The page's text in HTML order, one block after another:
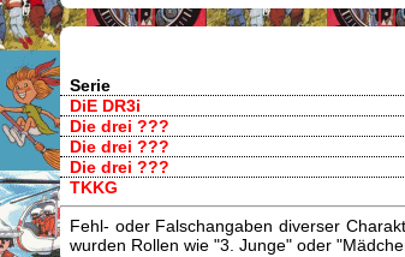
Serie
DiE DR3i
Die drei ???
Die drei ???
Die drei ???
TKKG
Fehl- oder Falschangaben diverser
wurden Rollen wie "3. Junge" oder